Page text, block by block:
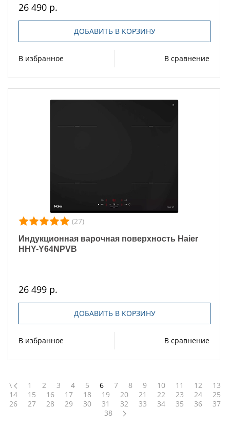
26 490 р.
ДОБАВИТЬ В КОРЗИНУ
В избранное В сравнение
(27)
Индукционная варочная поверхность Haier
HHY-Y64NPVB
26 499 р.
ДОБАВИТЬ В КОРЗИНУ
В избранное В сравнение
\ 1 2 3 4 5 6 7 8 9 10 11 12
13
14
15 16 17 18 19 20 21 22 23 24
25
26
27 28 29 30 31 32 33 34 35 36
37
38